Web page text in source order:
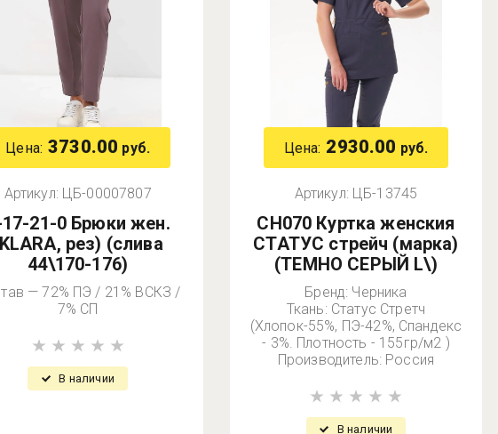
Цена: 3730.00 руб.
Артикул: ЦБ-00007807
21-0 Брюки жен.
рез) (слива
44\170-176)
— 72% ПЭ / 21% ВСКЗ /
7% СП
В наличии
Цена: 2930.00 руб.
Артикул: ЦБ-13745
СН070 Куртка женския
СТАТУС стрейч (марка)
(ТЕМНО СЕРЫЙ L\)
Бренд: Черника
Ткань: Статус Стретч
(Хлопок-55%, ПЭ-42%, Спандекс
- 3%. Плотность - 155гр/м2 )
Производитель: Россия
В наличии